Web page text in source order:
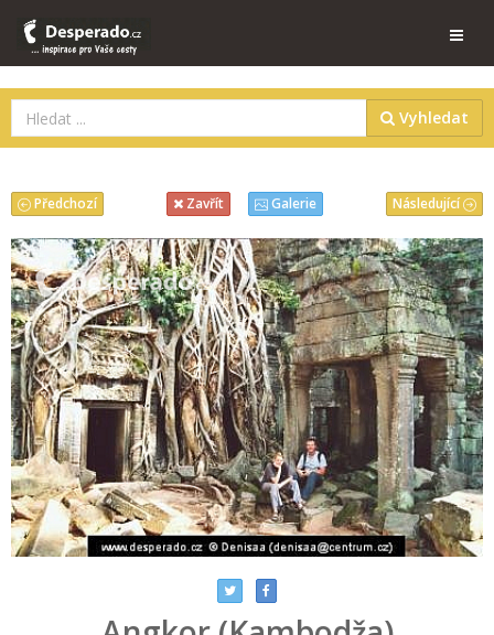
Vyhledat
Následující
Předchozí Zavřít Galerie